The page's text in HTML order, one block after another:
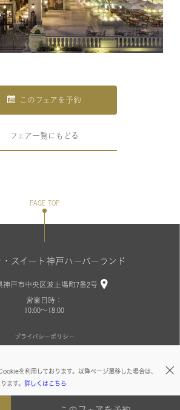
このフェアを予約
フェア一覧にもどる
を利用しております。以降ページ遷移した場合は、
ます。 詳しくはこちら
PAGE TOP
スイート神戸ハーバーランド
神戸市中央区波止場町7番2号
営業日時：
10:00～18:00
プライバシーポリシー